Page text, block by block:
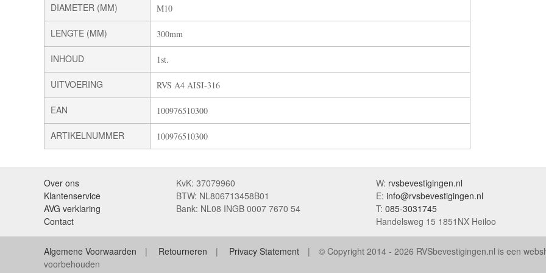
DIAMETER (MM) M10
LENGTE (MM) 300mm
INHOUD 1st.
UITVOERING RVS A4 AISI-316
EAN 100976510300
ARTIKELNUMMER 100976510300
Over ons
Klantenservice
AVG verklaring
Contact
KvK: 37079960
BTW: NL806713458B01
Bank: NL08 INGB 0007 7670 54
W: rvsbevestigingen.nl
E: info@rvsbevestigingen.nl
T: 085-3031745
Handelsweg 15 1851NX Heiloo
Algemene Voorwaarden Retourneren Privacy Statement © Copyright 2014 - 2026 RVSbevestigingen.nl is een
voorbehouden